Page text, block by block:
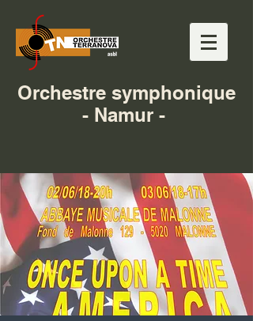
Orchestre symphonique
- Namur -